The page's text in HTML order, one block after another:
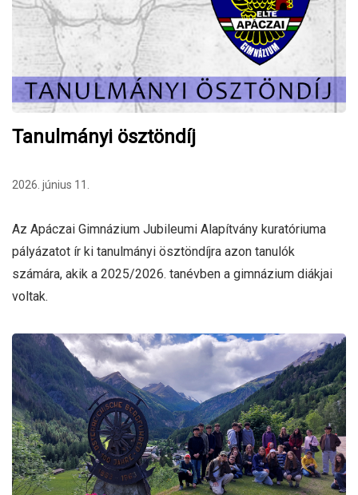
Tanulmányi ösztöndíj
2026. június 11.
Az Apáczai Gimnázium Jubileumi Alapítvány kuratóriuma
pályázatot ír ki tanulmányi ösztöndíjra azon tanulók
számára, akik a 2025/2026. tanévben a gimnázium diákjai
voltak.